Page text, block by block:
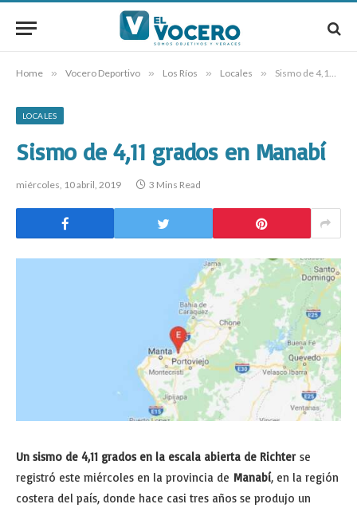
Home » Vocero Deportivo » Los Ríos » Locales » Sismo de 4,11 grados en Manabí
LOCALES
Sismo de 4,11 grados en Manabí
miércoles, 10 abril, 2019 3 Mins Read
Un sismo de 4,11 grados en la escala abierta de Richterse
registró este miércoles en la provincia de Manabí, en la región
costera del país, donde hace casi tres años se produjo un